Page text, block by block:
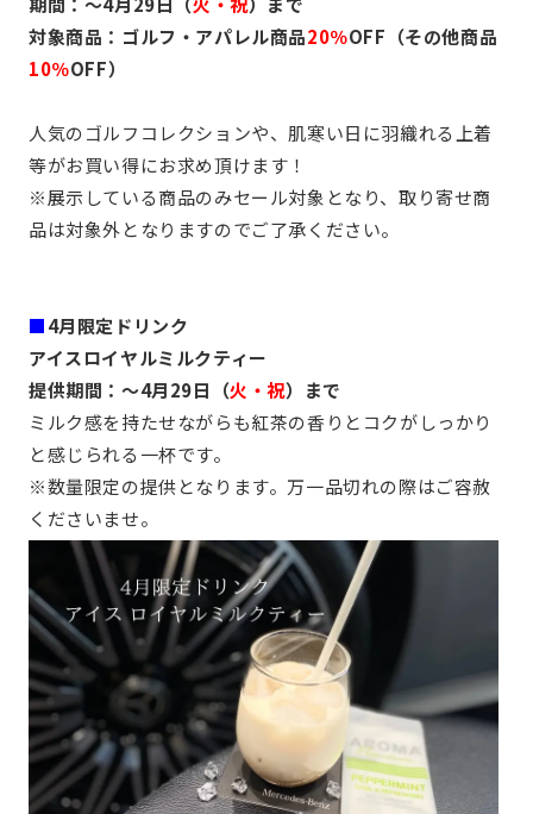
対象商品：ゴルフ・アパレル商品20％OFF（その他商品
10％OFF）
人気のゴルフコレクションや、肌寒い日に羽織れる上着
等がお買い得にお求め頂けます！
※展示している商品のみセール対象となり、取り寄せ商
品は対象外となりますのでご了承ください。
■4月限定ドリンク
アイスロイヤルミルクティー
提供期間：～4月29日（火・祝）まで
ミルク感を持たせながらも紅茶の香りとコクがしっかり
と感じられる一杯です。
※数量限定の提供となります。万一品切れの際はご容赦
くださいませ。